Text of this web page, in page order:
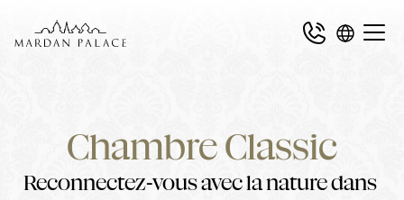
Chambre Classic
Reconnectez-vous avec la nature dans